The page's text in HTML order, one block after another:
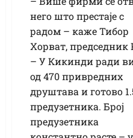
него што престаје с
радом – каже Тибор
Хорват, председник
– У Кикинди ради
од 470 привредних
друштава и готово
предузетника. Број
предузетника